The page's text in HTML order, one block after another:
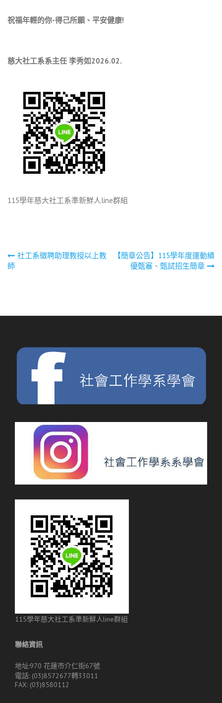
祝福年輕的你-得己所願、平安健康!
慈大社工系系主任 李秀如2026.02.
115學年慈大社工系準新鮮人line群組
文社工系徵聘助理教授以上教
師
【簡章公告】115學年度運動績
優甄審、甄試招生簡章
115學年慈大社工系準新鮮人line群組
聯絡資訊
地址:970 花蓮市介仁街67號
電話: (03)8572677轉33011
FAX: (03)8580112